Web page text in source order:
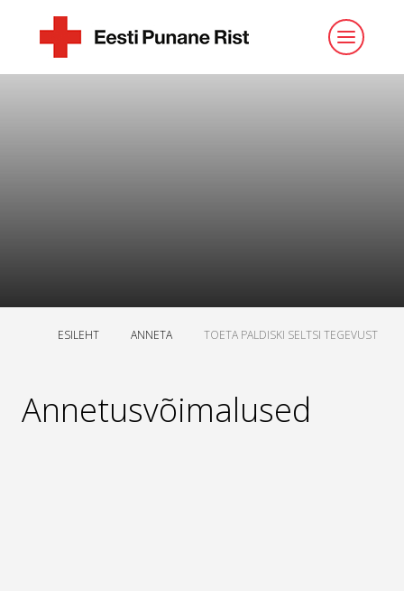
ESILEHT ANNETA TOETA PALDISKI SELTSI TEGEVUST
Annetusvõimalused